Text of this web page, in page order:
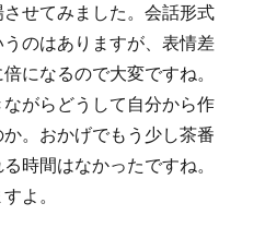
せてみました。会話形式
のはありますが、表情差
になるので大変ですね。
がらどうして自分から作
。おかげでもう少し茶番
時間はなかったですね。
よ。